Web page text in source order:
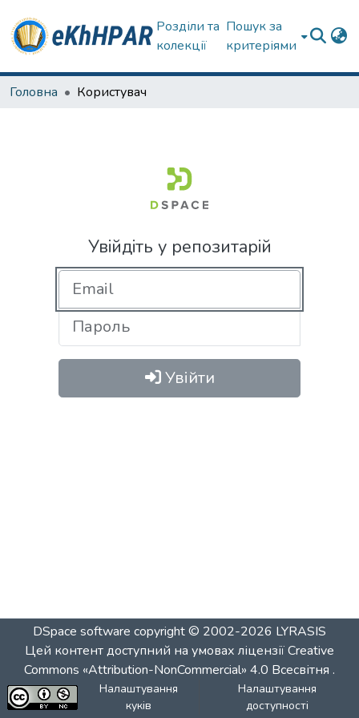
Розділи та
колекції
Пошук за
критеріями
Головна Користувач
Увійдіть у репозитарій
Увійти
DSpace software copyright © 2002-2026 LYRASIS
Цей контент доступний на умовах ліцензіїCreative
Commons «Attribution-NonCommercial» 4.0 Всесвітня .
Налаштування
куків
Налаштування
доступності